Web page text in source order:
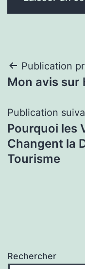
de
l’article
Publication
Mon avis
Publication
Pourquoi les
Changent la
Tourisme
Rechercher